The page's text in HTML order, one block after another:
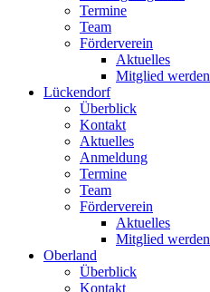
Termine
Team
Förderverein
Aktuelles
Mitglied werden
Lückendorf
Überblick
Kontakt
Aktuelles
Anmeldung
Termine
Team
Förderverein
Aktuelles
Mitglied werden
Oberland
Überblick
Kontakt